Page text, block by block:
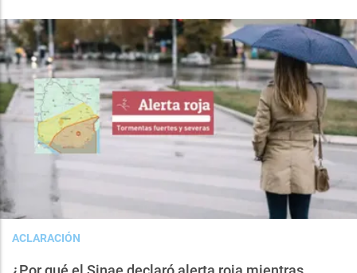
ACLARACIÓN